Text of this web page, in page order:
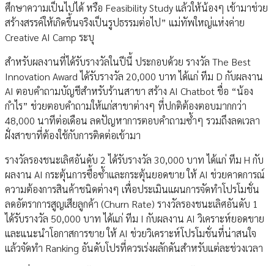
ศึกษาความเป็นไปได้ หรือ Feasibility Study แล้วให้น้องๆ เข้ามาช่วย
สร้างสรรค์ให้เกิดขึ้นจริงเป็นรูปธรรมต่อไป” แม่ทัพใหญ่แห่งค่าย
Creative AI Camp ระบุ
สำหรับผลงานที่ได้รับรางวัลในปีนี้ ประกอบด้วย รางวัล The Best
Innovation Award ได้รับรางวัล 20,000 บาท ได้แก่ ทีม D กับผลงาน
AI ตอบคำถามบัญชีสำหรับร้านสาขา สร้าง AI Chatbot ชื่อ “น้อง
กำไร” ช่วยตอบคำถามให้แก่สาขาต่างๆ ที่ปกติต้องตอบมากกว่า
48,000 นาทีต่อเดือน ลดปัญหาการตอบคำถามซ้ำๆ รวมถึงลดเวลา
ฝั่งสาขาที่ต้องใช้กับการติดต่อเข้ามา
รางวัลรองชนะเลิศอันดับ 2 ได้รับรางวัล 30,000 บาท ได้แก่ ทีม H กับ
ผลงาน AI กระตุ้นการซื้อซ้ำและกระตุ้นยอดขาย ให้ AI ช่วยคาดการณ์
ความต้องการสินค้าชนิดต่างๆ เพื่อประเมินแผนการจัดทำโปรโมชั่น
ลดอัตราการสูญเสียลูกค้า (Churn Rate) รางวัลรองชนะเลิศอันดับ 1
ได้รับรางวัล 50,000 บาท ได้แก่ ทีม I กับผลงาน AI วิเคราะห์ยอดขาย
และแนะนำโอกาสการขาย ให้ AI ช่วยวิเคราะห์โปรโมชั่นที่น่าสนใจ
แล้วจัดทำ Ranking อันดับโปรที่ควรเร่งผลักดันสำหรับแต่ละช่วงเวลา